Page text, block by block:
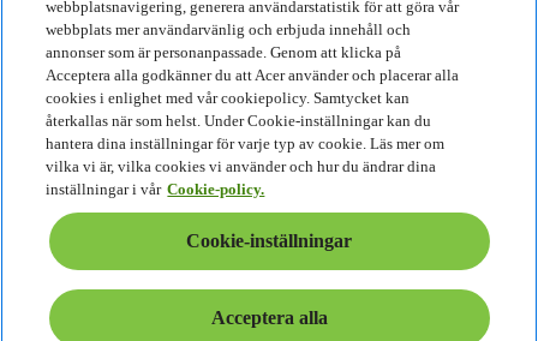
Hållbarhet
Företagets sociala ansvar
Produktens koldioxidutsläpp
Project Humanity
Earthion
Integritetspolicy
Cookiepolicy
Juridisk information
Ytterligare juridisk information
Tillgänglighetspolicy
Cookie-inställningar
Sverige - Svenska
© 2026 Acer Inc.
webbplatsnavigering, generera användarstatistik för att göra vår
webbplats mer användarvänlig och erbjuda innehåll och
annonser som är personanpassade. Genom att klicka på
Acceptera alla godkänner du att Acer använder och placerar alla
cookies i enlighet med vår cookiepolicy. Samtycket kan
återkallas när som helst. Under Cookie-inställningar kan du
hantera dina inställningar för varje typ av cookie. Läs mer om
vilka vi är, vilka cookies vi använder och hur du ändrar dina
inställningar i vår Cookie-policy.
Cookie-inställningar
Acceptera alla